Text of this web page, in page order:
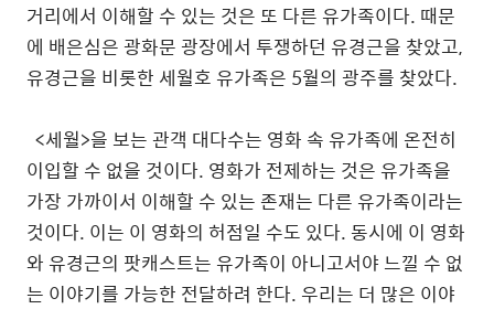
거리에서 이해할 수 있는 것은 또 다른 유가족이다. 때문
에 배은심은 광화문 광장에서 투쟁하던 유경근을 찾았고,
유경근을 비롯한 세월호 유가족은 5월의 광주를 찾았다.
<세월>을 보는 관객 대다수는 영화 속 유가족에 온전히
이입할 수 없을 것이다. 영화가 전제하는 것은 유가족을
가장 가까이서 이해할 수 있는 존재는 다른 유가족이라는
것이다. 이는 이 영화의 허점일 수도 있다. 동시에 이 영화
와 유경근의 팟캐스트는 유가족이 아니고서야 느낄 수 없
는 이야기를 가능한 전달하려 한다. 우리는 더 많은 이야